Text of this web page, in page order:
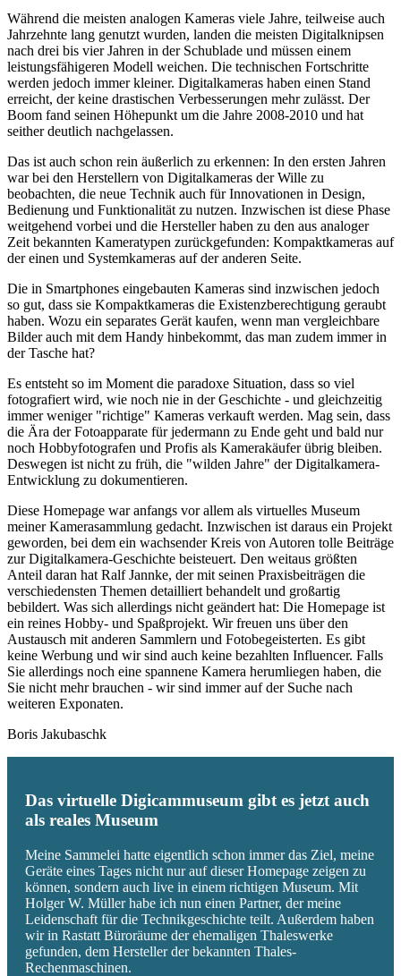
Während die meisten analogen Kameras viele Jahre, teilweise auch
Jahrzehnte lang genutzt wurden, landen die meisten Digitalknipsen
nach drei bis vier Jahren in der Schublade und müssen einem
leistungsfähigeren Modell weichen. Die technischen Fortschritte
werden jedoch immer kleiner. Digitalkameras haben einen Stand
erreicht, der keine drastischen Verbesserungen mehr zulässt. Der
Boom fand seinen Höhepunkt um die Jahre 2008-2010 und hat
seither deutlich nachgelassen.
Das ist auch schon rein äußerlich zu erkennen: In den ersten Jahren
war bei den Herstellern von Digitalkameras der Wille zu
beobachten, die neue Technik auch für Innovationen in Design,
Bedienung und Funktionalität zu nutzen. Inzwischen ist diese Phase
weitgehend vorbei und die Hersteller haben zu den aus analoger
Zeit bekannten Kameratypen zurückgefunden: Kompaktkameras auf
der einen und Systemkameras auf der anderen Seite.
Die in Smartphones eingebauten Kameras sind inzwischen jedoch
so gut, dass sie Kompaktkameras die Existenzberechtigung geraubt
haben. Wozu ein separates Gerät kaufen, wenn man vergleichbare
Bilder auch mit dem Handy hinbekommt, das man zudem immer in
der Tasche hat?
Es entsteht so im Moment die paradoxe Situation, dass so viel
fotografiert wird, wie noch nie in der Geschichte - und gleichzeitig
immer weniger "richtige" Kameras verkauft werden. Mag sein, dass
die Ära der Fotoapparate für jedermann zu Ende geht und bald nur
noch Hobbyfotografen und Profis als Kamerakäufer übrig bleiben.
Deswegen ist nicht zu früh, die "wilden Jahre" der Digitalkamera-
Entwicklung zu dokumentieren.
Diese Homepage war anfangs vor allem als virtuelles Museum
meiner Kamerasammlung gedacht. Inzwischen ist daraus ein Projekt
geworden, bei dem ein wachsender Kreis von Autoren tolle Beiträge
zur Digitalkamera-Geschichte beisteuert. Den weitaus größten
Anteil daran hat Ralf Jannke, der mit seinen Praxisbeiträgen die
verschiedensten Themen detailliert behandelt und großartig
bebildert. Was sich allerdings nicht geändert hat: Die Homepage ist
ein reines Hobby- und Spaßprojekt. Wir freuen uns über den
Austausch mit anderen Sammlern und Fotobegeisterten. Es gibt
keine Werbung und wir sind auch keine bezahlten Influencer. Falls
Sie allerdings noch eine spannene Kamera herumliegen haben, die
Sie nicht mehr brauchen - wir sind immer auf der Suche nach
weiteren Exponaten.
Boris Jakubaschk
Das virtuelle Digicammuseum gibt es jetzt auch
als reales Museum
Meine Sammelei hatte eigentlich schon immer das Ziel, meine
Geräte eines Tages nicht nur auf dieser Homepage zeigen zu
können, sondern auch live in einem richtigen Museum. Mit
Holger W. Müller habe ich nun einen Partner, der meine
Leidenschaft für die Technikgeschichte teilt. Außerdem haben
wir in Rastatt Büroräume der ehemaligen Thaleswerke
gefunden, dem Hersteller der bekannten Thales-
Rechenmaschinen.